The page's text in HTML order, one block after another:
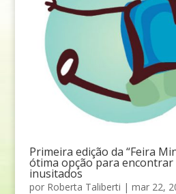
Primeira edição da “Feira
ótima opção para
inusitados
por Roberta Taliberti | mar 22,